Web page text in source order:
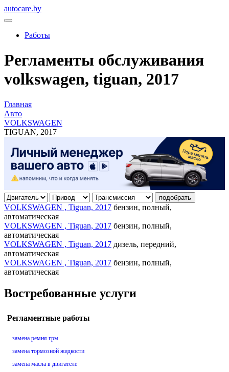
autocare.by
Работы
Регламенты обслуживания
volkswagen, tiguan, 2017
Главная
Авто
VOLKSWAGEN
TIGUAN, 2017
подобрать
VOLKSWAGEN , Tiguan, 2017 бензин, полный,
автоматическая
VOLKSWAGEN , Tiguan, 2017 бензин, полный,
автоматическая
VOLKSWAGEN , Tiguan, 2017 дизель, передний,
автоматическая
VOLKSWAGEN , Tiguan, 2017 бензин, полный,
автоматическая
Востребованные услуги
Регламентные работы
замена ремня грм
замена тормозной жидкости
замена масла в двигателе